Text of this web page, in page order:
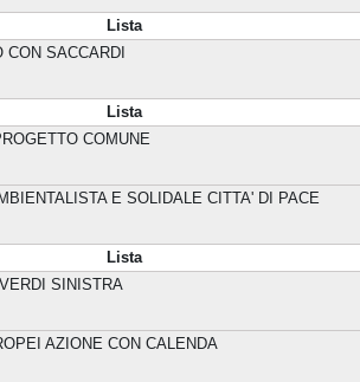
Lista
CON SACCARDI
Lista
COMUNE
E SOLIDALE CITTA' DI PACE
Lista
SINISTRA
AZIONE CON CALENDA